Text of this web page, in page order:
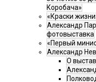
Коробача»
«Краски
Александр
фотовыставка
«Первый
Александр
О